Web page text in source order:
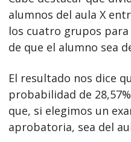
alumnos del aula X
los cuatro grupos
de que el alumno sea
El resultado nos dice
probabilidad de
que, si elegimos un
aprobatoria, sea del